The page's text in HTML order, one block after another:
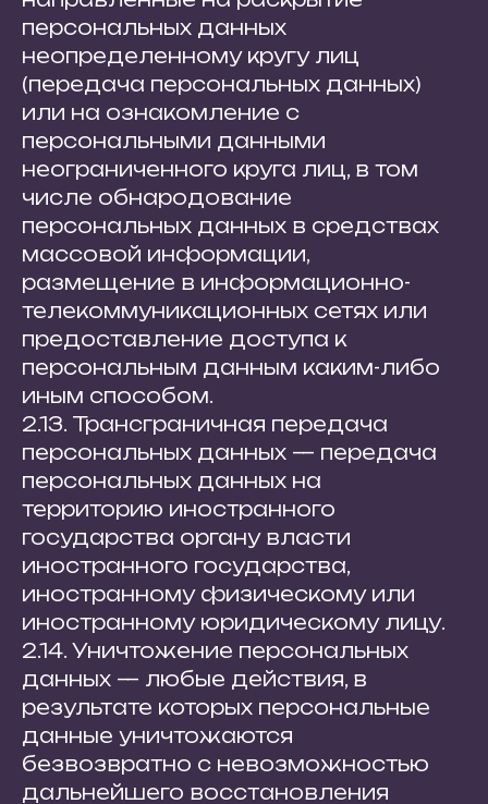
персональных данных
неопределенному кругу лиц
(передача персональных данных)
или на ознакомление с
персональными данными
неограниченного круга лиц, в том
числе обнародование
персональных данных в средствах
массовой информации,
размещение в информационно-
телекоммуникационных сетях или
предоставление доступа к
персональным данным каким-либо
иным способом.
2.13. Трансграничная передача
персональных данных — передача
персональных данных на
территорию иностранного
государства органу власти
иностранного государства,
иностранному физическому или
иностранному юридическому лицу.
2.14. Уничтожение персональных
данных — любые действия, в
результате которых персональные
данные уничтожаются
безвозвратно с невозможностью
дальнейшего восстановления